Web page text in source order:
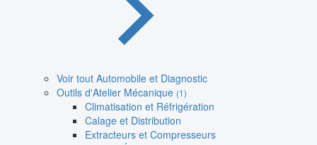
Voir tout Automobile et Diagnostic
Outils d'Atelier Mécanique (1)
Climatisation et Réfrigération
Calage et Distribution
Extracteurs et Compresseurs